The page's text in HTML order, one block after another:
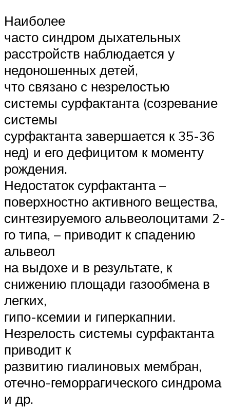
Наиболее
часто синдром дыхательных
расстройств наблюдается у
недоношенных детей,
что связано с незрелостью
системы сурфактанта (созревание
системы
сурфактанта завершается к 35-36
нед) и его дефицитом к моменту
рождения.
Недостаток сурфактанта –
поверхностно активного вещества,
синтезируемого альвеолоцитами 2-
го типа, – приводит к спадению
альвеол
на выдохе и в результате, к
снижению площади газообмена в
легких,
гипо-ксемии и гиперкапнии.
Незрелость системы сурфактанта
приводит к
развитию гиалиновых мембран,
отечно-геморрагического синдрома
и др.